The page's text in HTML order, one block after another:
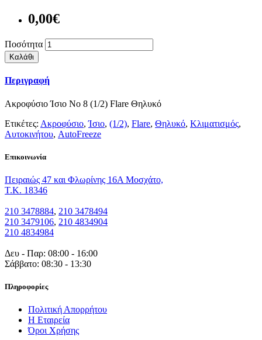
0,00€
Ποσότητα
Καλάθι
Περιγραφή
Ακροφύσιο Ίσιο Νο 8 (1/2) Flare Θηλυκό
Ετικέτες: Ακροφύσιο,Ίσιο, (1/2), Flare, Θηλυκό, Κλιματισμός,
Αυτοκινήτου, AutoFreeze
Eπικοινωνία
Πειραιώς 47 και Φλωρίνης 16Α Μοσχάτο,
T.K. 18346
210 3478884, 210 3478494
210 3479106, 210 4834904
210 4834984
Δευ - Παρ: 08:00 - 16:00
Σάββατο: 08:30 - 13:30
Πληροφορίες
Πολιτική Απορρήτου
Η Εταιρεία
Όροι Χρήσης